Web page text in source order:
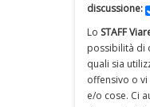
discussione:
Lo STAFF
possibilità di
quali sia
offensivo o
e/o cose. Ci